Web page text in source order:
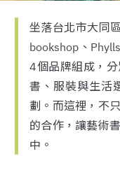
坐落台北市大同
bookshop、
4個品牌組成，
書、服裝與生活
劃。而這裡，不
的合作，讓藝術
中。